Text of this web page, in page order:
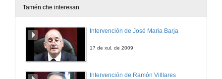
Tamén che interesan
Intervención de José Maria Barja
17 de xul. de 2009
Intervención de Ramón Villlares